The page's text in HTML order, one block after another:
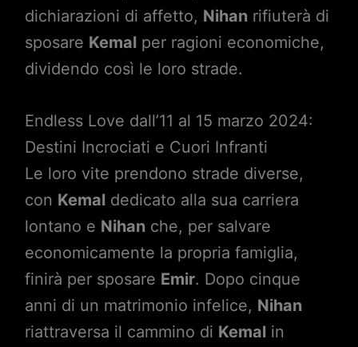
dichiarazioni di affetto, Nihanrifiuterà di
sposare Kemalper ragioni economiche,
dividendo così le loro strade.
Endless Love dall’11 al 15 marzo 2024:
Destini Incrociati e Cuori Infranti
Le loro vite prendono strade diverse,
con Kemaldedicato alla sua carriera
lontano e Nihanche, per salvare
economicamente la propria famiglia,
finirà per sposare Emir. Dopo cinque
anni di un matrimonio infelice, Nihan
riattraversa il cammino di Kemalin